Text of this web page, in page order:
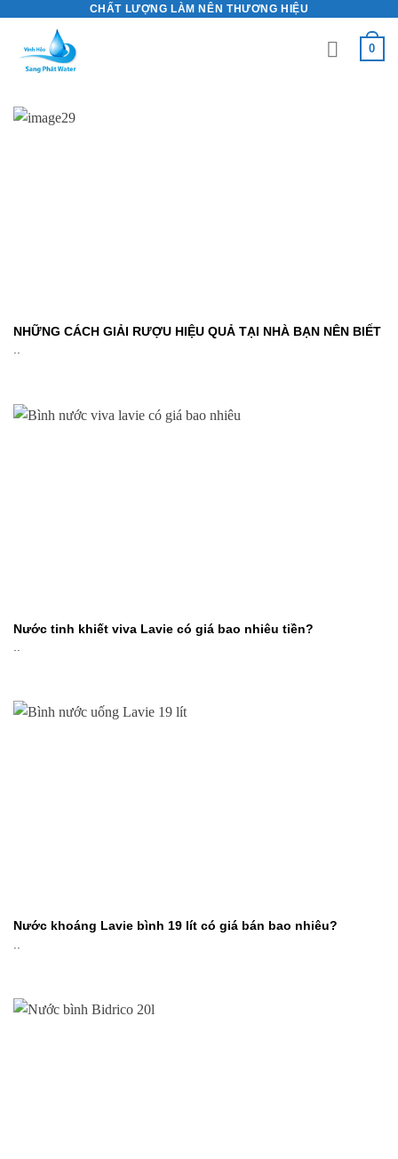
content
CHẤT LƯỢNG LÀM NÊN THƯƠNG HIỆU
0
NHỮNG CÁCH GIẢI RƯỢU HIỆU QUẢ TẠI NHÀ BẠN NÊN BIẾT
..
Nước tinh khiết viva Lavie có giá bao nhiêu tiền?
..
Nước khoáng Lavie bình 19 lít có giá bán bao nhiêu?